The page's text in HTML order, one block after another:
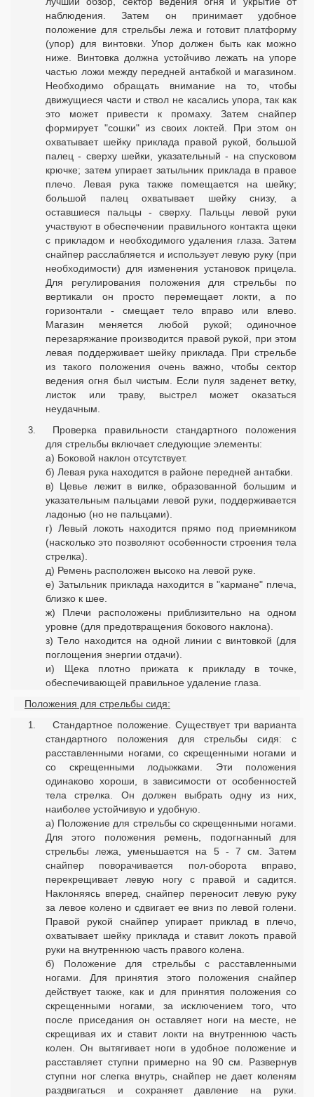
наблюдения. Затем он принимает удобное
положение для стрельбы лежа и готовит платформу
(упор) для винтовки. Упор должен быть как можно
ниже. Винтовка должна устойчиво лежать на упоре
частью ложи между передней антабкой и магазином.
Необходимо обращать внимание на то, чтобы
движущиеся части и ствол не касались упора, так как
это может привести к промаху. Затем снайпер
формирует "сошки" из своих локтей. При этом он
охватывает шейку приклада правой рукой, большой
палец - сверху шейки, указательный - на спусковом
крючке; затем упирает затыльник приклада в правое
плечо. Левая рука также помещается на шейку;
большой палец охватывает шейку снизу, а
оставшиеся пальцы - сверху. Пальцы левой руки
участвуют в обеспечении правильного контакта щеки
с прикладом и необходимого удаления глаза. Затем
снайпер расслабляется и использует левую руку (при
необходимости) для изменения установок прицела.
Для регулирования положения для стрельбы по
вертикали он просто перемещает локти, а по
горизонтали - смещает тело вправо или влево.
Магазин меняется любой рукой; одиночное
перезаряжание производится правой рукой, при этом
левая поддерживает шейку приклада. При стрельбе
из такого положения очень важно, чтобы сектор
ведения огня был чистым. Если пуля заденет ветку,
листок или траву, выстрел может оказаться
неудачным.
Проверка правильности стандартного положения
для стрельбы включает следующие элементы:
а) Боковой наклон отсутствует.
б) Левая рука находится в районе передней антабки.
в) Цевье лежит в вилке, образованной большим и
указательным пальцами левой руки, поддерживается
ладонью (но не пальцами).
г) Левый локоть находится прямо под приемником
(насколько это позволяют особенности строения тела
стрелка).
д) Ремень расположен высоко на левой руке.
е) Затыльник приклада находится в "кармане" плеча,
близко к шее.
ж) Плечи расположены приблизительно на одном
уровне (для предотвращения бокового наклона).
з) Тело находится на одной линии с винтовкой (для
поглощения энергии отдачи).
и) Щека плотно прижата к прикладу в точке,
обеспечивающей правильное удаление глаза.
Положения для стрельбы сидя:
Стандартное положение. Существует три варианта
стандартного положения для стрельбы сидя: с
расставленными ногами, со скрещенными ногами и
со скрещенными лодыжками. Эти положения
одинаково хороши, в зависимости от особенностей
тела стрелка. Он должен выбрать одну из них,
наиболее устойчивую и удобную.
а) Положение для стрельбы со скрещенными ногами.
Для этого положения ремень, подогнанный для
стрельбы лежа, уменьшается на 5 - 7 см. Затем
снайпер поворачивается пол-оборота вправо,
перекрещивает левую ногу с правой и садится.
Наклоняясь вперед, снайпер переносит левую руку
за левое колено и сдвигает ее вниз по левой голени.
Правой рукой снайпер упирает приклад в плечо,
охватывает шейку приклада и ставит локоть правой
руки на внутреннюю часть правого колена.
б) Положение для стрельбы с расставленными
ногами. Для принятия этого положения снайпер
действует также, как и для принятия положения со
скрещенными ногами, за исключением того, что
после приседания он оставляет ноги на месте, не
скрещивая их и ставит локти на внутреннюю часть
колен. Он вытягивает ноги в удобное положение и
расставляет ступни примерно на 90 см. Развернув
ступни ног слегка внутрь, снайпер не дает коленям
раздвигаться и сохраняет давление на руки.